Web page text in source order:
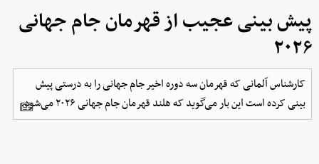
پیش بینی عجیب از قهرمان جام جهانی
۲۰۲۶
کارشناس آلمانی که قهرمان سه دوره اخیر جام جهانی را به درستی پیش
بینی کرده است این بار می‌گوید که هلند قهرمان جام جهانی ۲۰۲۶ می‌شود.